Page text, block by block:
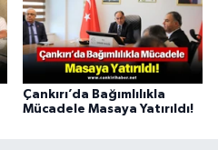
Çankırı’da Bağımlılıkla
Mücadele Masaya Yatırıldı!